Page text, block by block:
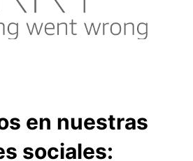
en nuestras
sociales: